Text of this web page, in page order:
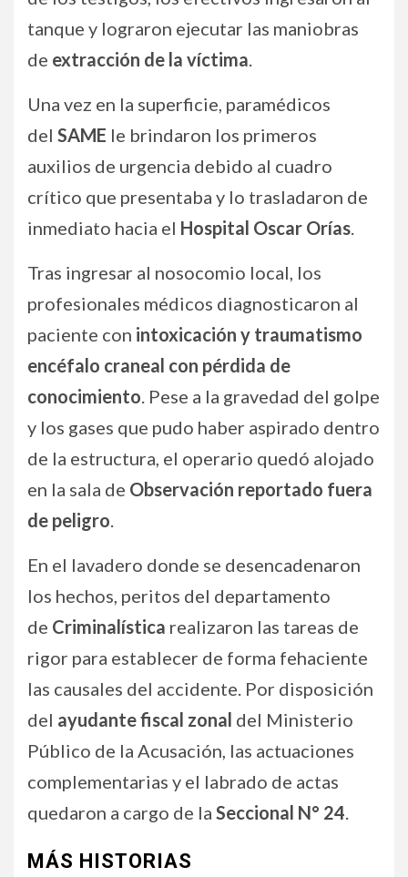
tanque y lograron ejecutar las maniobras
de extracción de la víctima
Una vez en la superficie, paramédicos
del SAME le brindaron los primeros
auxilios de urgencia debido al cuadro
crítico que presentaba y lo trasladaron de
inmediato hacia el Hospital Oscar Orías
Tras ingresar al nosocomio local, los
profesionales médicos diagnosticaron al
paciente con intoxicación y traumatismo
encéfalo craneal con pérdida de
conocimiento . Pese a la gravedad del golpe
y los gases que pudo haber aspirado dentro
de la estructura, el operario quedó alojado
en la sala de Observación reportado fuera
de peligro
En el lavadero donde se desencadenaron
los hechos, peritos del departamento
de Criminalística realizaron las tareas de
rigor para establecer de forma fehaciente
las causales del accidente. Por disposición
del ayudante fiscal zonal del Ministerio
Público de la Acusación, las actuaciones
complementarias y el labrado de actas
quedaron a cargo de la Seccional N° 24
MÁS HISTORIAS